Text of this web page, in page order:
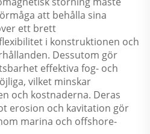
att behålla sina
ett brett
i konstruktionen och
Dessutom gör
effektiva fog- och
vilket minskar
och kostnaderna. Deras
erosion och kavitation gör
marina och offshore-